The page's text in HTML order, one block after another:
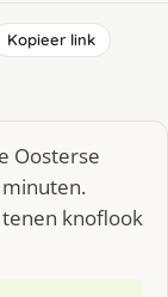
Kopieer link
Oosterse
knoflook